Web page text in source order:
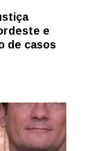
e
de casos